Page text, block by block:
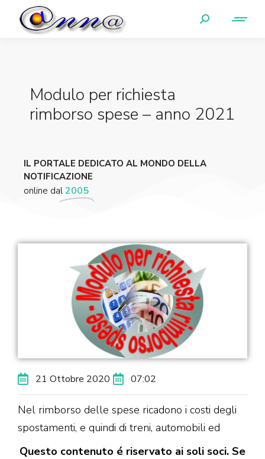
Modulo per richiesta
rimborso spese – anno 2021
IL PORTALE DEDICATO AL MONDO DELLA
NOTIFICAZIONE
online dal2005
21 Ottobre 2020 07:02
Nel rimborso delle spese ricadono i costi degli
spostamenti, e quindi di treni, automobili ed
Questo contenuto é riservato ai soli soci. Se